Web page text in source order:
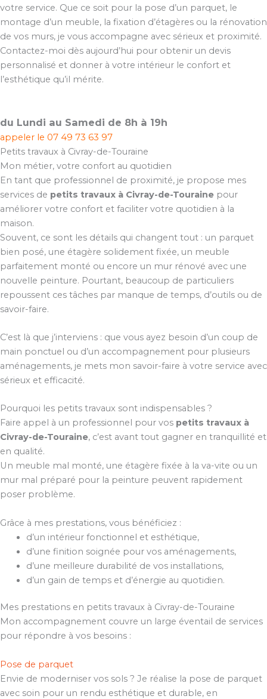
votre service. Que ce soit pour la pose d’un parquet, le
montage d’un meuble, la fixation d’étagères ou la rénovation
de vos murs, je vous accompagne avec sérieux et proximité.
Contactez-moi dès aujourd’hui pour obtenir un devis
personnalisé et donner à votre intérieur le confort et
l’esthétique qu’il mérite.
du Lundi au Samedi de 8h à 19h
appeler le 07 49 73 63 97
Petits travaux à Civray-de-Touraine
Mon métier, votre confort au quotidien
En tant que professionnel de proximité, je propose mes
services de petits travaux à Civray-de-Touraine pour
améliorer votre confort et faciliter votre quotidien à la
maison.
Souvent, ce sont les détails qui changent tout : un parquet
bien posé, une étagère solidement fixée, un meuble
parfaitement monté ou encore un mur rénové avec une
nouvelle peinture. Pourtant, beaucoup de particuliers
repoussent ces tâches par manque de temps, d’outils ou de
savoir-faire.
C’est là que j’interviens : que vous ayez besoin d’un coup de
main ponctuel ou d’un accompagnement pour plusieurs
aménagements, je mets mon savoir-faire à votre service avec
sérieux et efficacité.
Pourquoi les petits travaux sont indispensables ?
Faire appel à un professionnel pour vos petits travaux à
Civray-de-Touraine, c’est avant tout gagner en tranquillité et
en qualité.
Un meuble mal monté, une étagère fixée à la va-vite ou un
mur mal préparé pour la peinture peuvent rapidement
poser problème.
Grâce à mes prestations, vous bénéficiez :
d’un intérieur fonctionnel et esthétique,
d’une finition soignée pour vos aménagements,
d’une meilleure durabilité de vos installations,
d’un gain de temps et d’énergie au quotidien.
Mes prestations en petits travaux à Civray-de-Touraine
Mon accompagnement couvre un large éventail de services
pour répondre à vos besoins :
Pose de parquet
Envie de moderniser vos sols ? Je réalise la pose de parquet
avec soin pour un rendu esthétique et durable, en